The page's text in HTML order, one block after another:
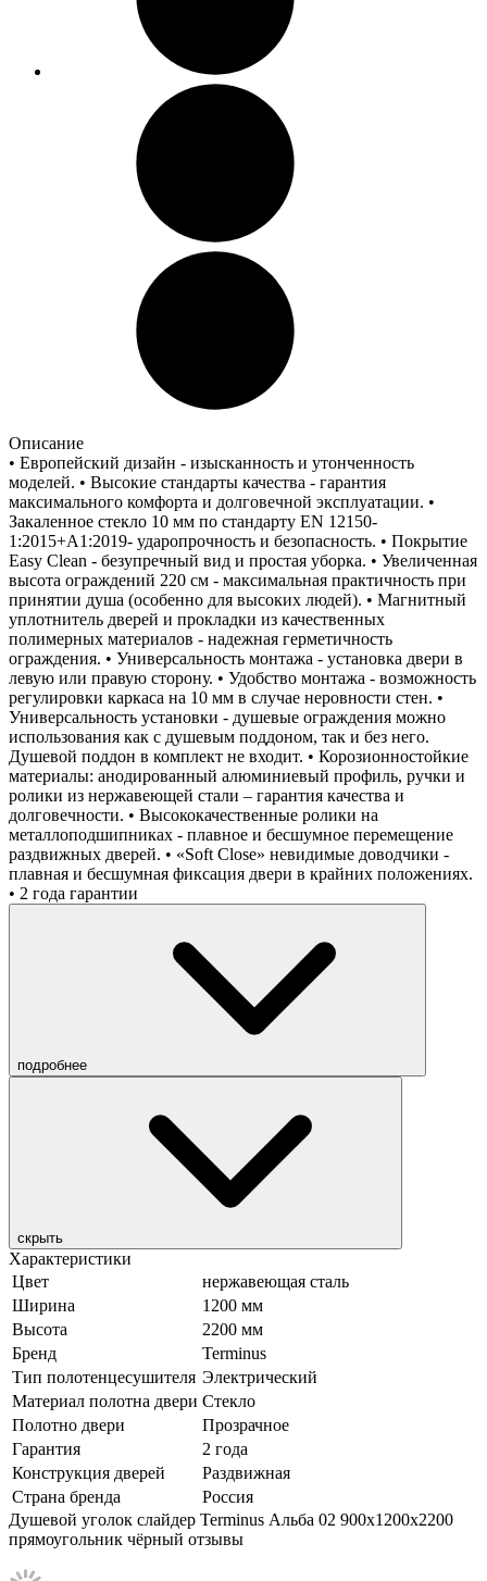
Описание
• Европейский дизайн - изысканность и утонченность
моделей. • Высокие стандарты качества - гарантия
максимального комфорта и долговечной эксплуатации. •
Закаленное стекло 10 мм по стандарту EN 12150-
1:2015+A1:2019- ударопрочность и безопасность. • Покрытие
Easy Clean - безупречный вид и простая уборка. • Увеличенная
высота ограждений 220 см - максимальная практичность при
принятии душа (особенно для высоких людей). • Магнитный
уплотнитель дверей и прокладки из качественных
полимерных материалов - надежная герметичность
ограждения. • Универсальность монтажа - установка двери в
левую или правую сторону. • Удобство монтажа - возможность
регулировки каркаса на 10 мм в случае неровности стен. •
Универсальность установки - душевые ограждения можно
использования как с душевым поддоном, так и без него.
Душевой поддон в комплект не входит. • Корозионностойкие
материалы: анодированный алюминиевый профиль, ручки и
ролики из нержавеющей стали – гарантия качества и
долговечности. • Высококачественные ролики на
металлоподшипниках - плавное и бесшумное перемещение
раздвижных дверей. • «Soft Close» невидимые доводчики -
плавная и бесшумная фиксация двери в крайних положениях.
• 2 года гарантии
подробнее
скрыть
Характеристики
Цвет
нержавеющая сталь
Ширина
1200 мм
Высота
2200 мм
Бренд
Terminus
Тип полотенцесушителя Электрический
Материал полотна двери Стекло
Полотно двери
Прозрачное
Гарантия
2 года
Конструкция дверей
Раздвижная
Страна бренда
Россия
Душевой уголок слайдер Terminus Альба 02 900х1200х2200
прямоугольник чёрный отзывы